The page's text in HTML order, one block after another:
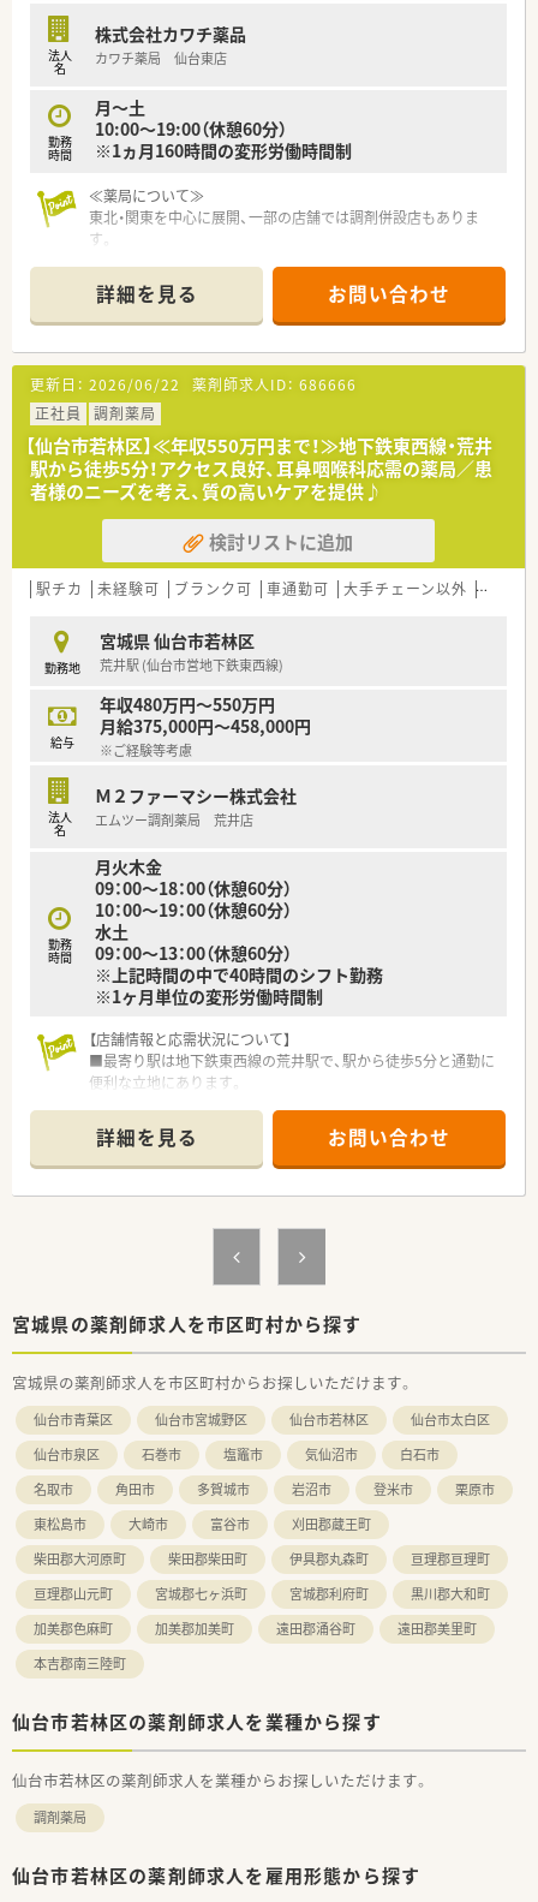
■新卒や未経験の方、ブランクがある方も応募可能となってお
り、幅広い層の薬剤師を積極的に受け入れています。
や年末年始などの長期休暇制度も充実しています。
【勤務実態について】
■月曜日から金曜日は9時から18時まで、土曜日は9時から13時
■稼働日×8時間で月160時間から170時間程度の勤務となり、
在宅のスケジュールに合わせて柔軟に調整します。
■施設在宅への対応があるため、自動車の運転業務が必須となっ
ており、マイカーでの通勤や駐車場の利用も可能です。
法人
名
株式会社カワチ薬品
カワチ薬局 仙台東店
勤務
時間
月～土
10:00～19:00（休憩60分）
※1ヵ月160時間の変形労働時間制
≪薬局について≫
東北・関東を中心に展開、一部の店舗では調剤併設店もありま
す。
の実現を目指し
スケール・品揃え・価格・利便性の充実した店舗運営で、
1店舗あたりの売上高は業界平均の3倍～5倍の売上を誇ってい
る安定企業。
また、売場戦略の策定やスタッフのマネジメント、
品揃えの提案等の権限をそれぞれの店舗に委譲しており、
社員のモチベーション維持はもちろん、
地域に本当に必要なサービスを提供できるよう配慮している薬
局です。
詳細を見る お問い合わせ
更新日： 2026/06/22 薬剤師求人ID： 686666
正社員
調剤薬局
【仙台市若林区】≪年収550万円まで！≫地下鉄東西線・荒井
駅から徒歩5分！アクセス良好、耳鼻咽喉科応需の薬局／患
者様のニーズを考え、質の高いケアを提供♪
検討リストに追加
駅チカ 未経験可 ブランク可 車通勤可 大手チェーン以外 ~18時
勤務地
宮城県 仙台市若林区
荒井駅 (仙台市営地下鉄東西線)
給与
年収480万円～550万円
月給375,000円～458,000円
※ご経験等考慮
法人
名
Ｍ２ファーマシー株式会社
エムツー調剤薬局 荒井店
勤務
時間
月火木金
09：00～18：00（休憩60分）
10：00～19：00（休憩60分）
水土
09：00～13：00（休憩60分）
※上記時間の中で40時間のシフト勤務
※1ヶ月単位の変形労働時間制
【店舗情報と応需状況について】
■最寄り駅は地下鉄東西線の荒井駅で、駅から徒歩5分と通勤に
便利な立地にあります。
っております。
■薬剤師は常勤4名、事務員は3名が在籍し、常時2～3名体制で業
務にあたっています。
■宮城県内に6店舗、岩手県に2店舗の調剤薬局を地域密着型で
展開している企業です。
■社内に多職種が在籍しているため、在宅医療においてスムーズ
【勤務実態について】
■みなし残業時間を超える残業はほとんどなく、月10時間以内
を基本としています。
■ご本人の希望がない限り転勤はないため、腰を据えて長く働く
ことが可能です。
■2021年度の有給休暇消化日数は平均6.6日と、お休みも取得し
やすい環境です。
【想定される業務内容】
■外来の調剤・監査・服薬指導に加えて、施設や個人宅への在宅業
務もご担当いただきます。
■将来的には、外来応対や居宅指導は正社員が中心となって担っ
ていく方針です。
■施設在宅業務では、多くの処方箋を迅速かつ正確に処理する能
詳細を見る お問い合わせ
宮城県の薬剤師求人を市区町村から探す
宮城県の薬剤師求人を市区町村からお探しいただけます。
仙台市青葉区 仙台市宮城野区 仙台市若林区
仙台市太白区
仙台市泉区
石巻市 塩竈市 気仙沼市
白石市
名取市
角田市 多賀城市 岩沼市 登米市
栗原市
東松島市
大崎市 富谷市
刈田郡蔵王町
柴田郡大河原町
柴田郡柴田町 伊具郡丸森町
亘理郡亘理町
亘理郡山元町
宮城郡七ヶ浜町 宮城郡利府町
黒川郡大和町
加美郡色麻町
加美郡加美町 遠田郡涌谷町
遠田郡美里町
本吉郡南三陸町
仙台市若林区の薬剤師求人を業種から探す
仙台市若林区の薬剤師求人を業種からお探しいただけます。
調剤薬局
仙台市若林区の薬剤師求人を雇用形態から探す